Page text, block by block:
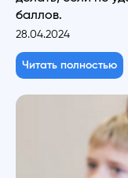
баллов.
28.04.2024
Читать полностью